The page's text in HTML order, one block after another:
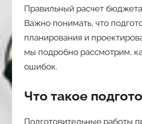
n
i
9
Правильный расчет
Важно понимать, что
планирования и
мы подробно рассмотрим,
ошибок.
Что такое
Подготовительные работы